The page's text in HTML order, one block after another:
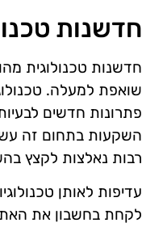
חדשנות
חדשנות טכנולוגית
שואפת למעלה.
פתרונות חדשים
השקעות בתחום זה
רבות נאלצות לקצץ
עדיפות לאותן
לקחת בחשבון את